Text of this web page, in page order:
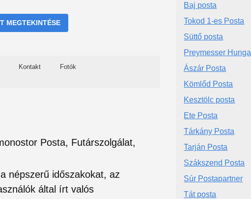
MEGTEKINTÉSE
Kontakt Fotók
Posta, Futárszolgálat,
népszerű időszakokat, az
által írt valós
Baj posta
Tokod 1-es Posta
Süttő posta
Preymesser
Ászár Posta
Kömlőd Posta
Kesztölc posta
Ete Posta
Tárkány Posta
Tarján Posta
Szákszend Posta
Súr Postapartner
Tát posta